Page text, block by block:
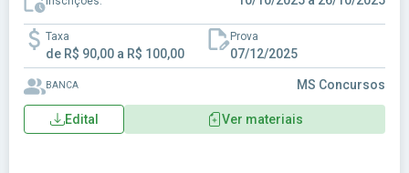
Taxa
de R$ 90,00 a R$ 100,00
Prova
07/12/2025
BANCA MS Concursos
Edital Ver materiais